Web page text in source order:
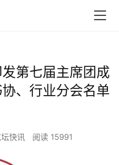
第七届主席团成
、行业分会名单
快讯 阅读 15991